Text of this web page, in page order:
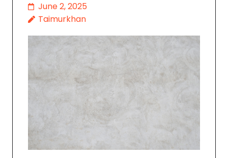
June 2, 2025
Taimurkhan